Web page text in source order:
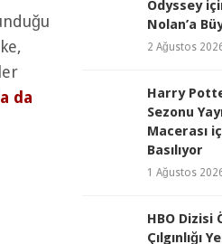
da
Odyssey
Nolan’a
2 Ağustos
Harry
Sezonu
Macerası
Basılıyor
1 Ağustos
HBO Dizisi
Çılgınlığı